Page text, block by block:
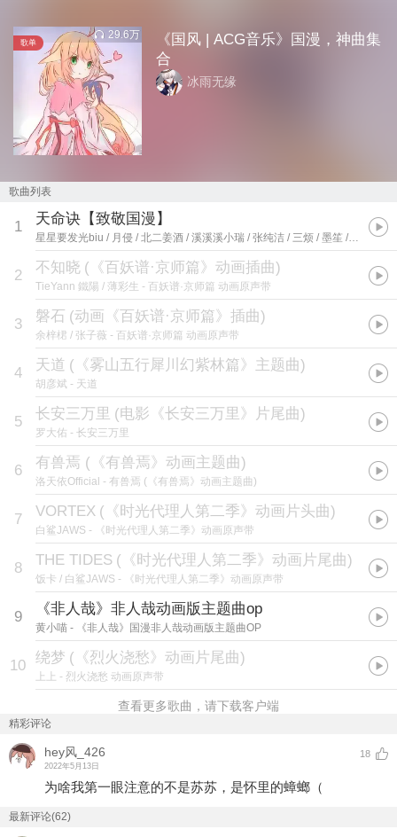
歌单
29.6万
《国风 | ACG音乐》国漫，神曲集
合
冰雨无缘
歌曲列表
1 天命诀【致敬国漫】
星星要发光biu / 月侵 / 北二姜酒 / 溪溪溪小瑞 / 张纯洁 / 三烦 / 墨笙 / 露卡Eugenia / 奇迹南雅Naz / 陌翎
2 不知晓 ( 《百妖谱·京师篇》动画插曲)
TieYann 鐵陽 / 薄彩生 - 百妖谱·京师篇 动画原声带
3 磐石 (动画《百妖谱·京师篇》插曲)
余梓桾 / 张子薇 - 百妖谱·京师篇 动画原声带
4 天道 ( 《雾山五行犀川幻紫林篇》主题曲)
胡彦斌 - 天道
5 长安三万里 (电影《长安三万里》片尾曲)
罗大佑 - 长安三万里
6 有兽焉 (《有兽焉》动画主题曲)
洛天依Official - 有兽焉 (《有兽焉》动画主题曲)
7 VORTEX ( 《时光代理人第二季》动画片头曲)
白鲨JAWS - 《时光代理人第二季》动画原声带
8 THE TIDES ( 《时光代理人第二季》动画片尾曲)
饭卡 / 白鲨JAWS - 《时光代理人第二季》动画原声带
9 《非人哉》非人哉动画版主题曲op
黄小喵 - 《非人哉》国漫非人哉动画版主题曲OP
10 绕梦 ( 《烈火浇愁》动画片尾曲)
上上 - 烈火浇愁 动画原声带
查看更多歌曲，请下载客户端
精彩评论
hey风_426
2022年5月13日
18
为啥我第一眼注意的不是苏苏，是怀里的蟑螂（
最新评论(62)